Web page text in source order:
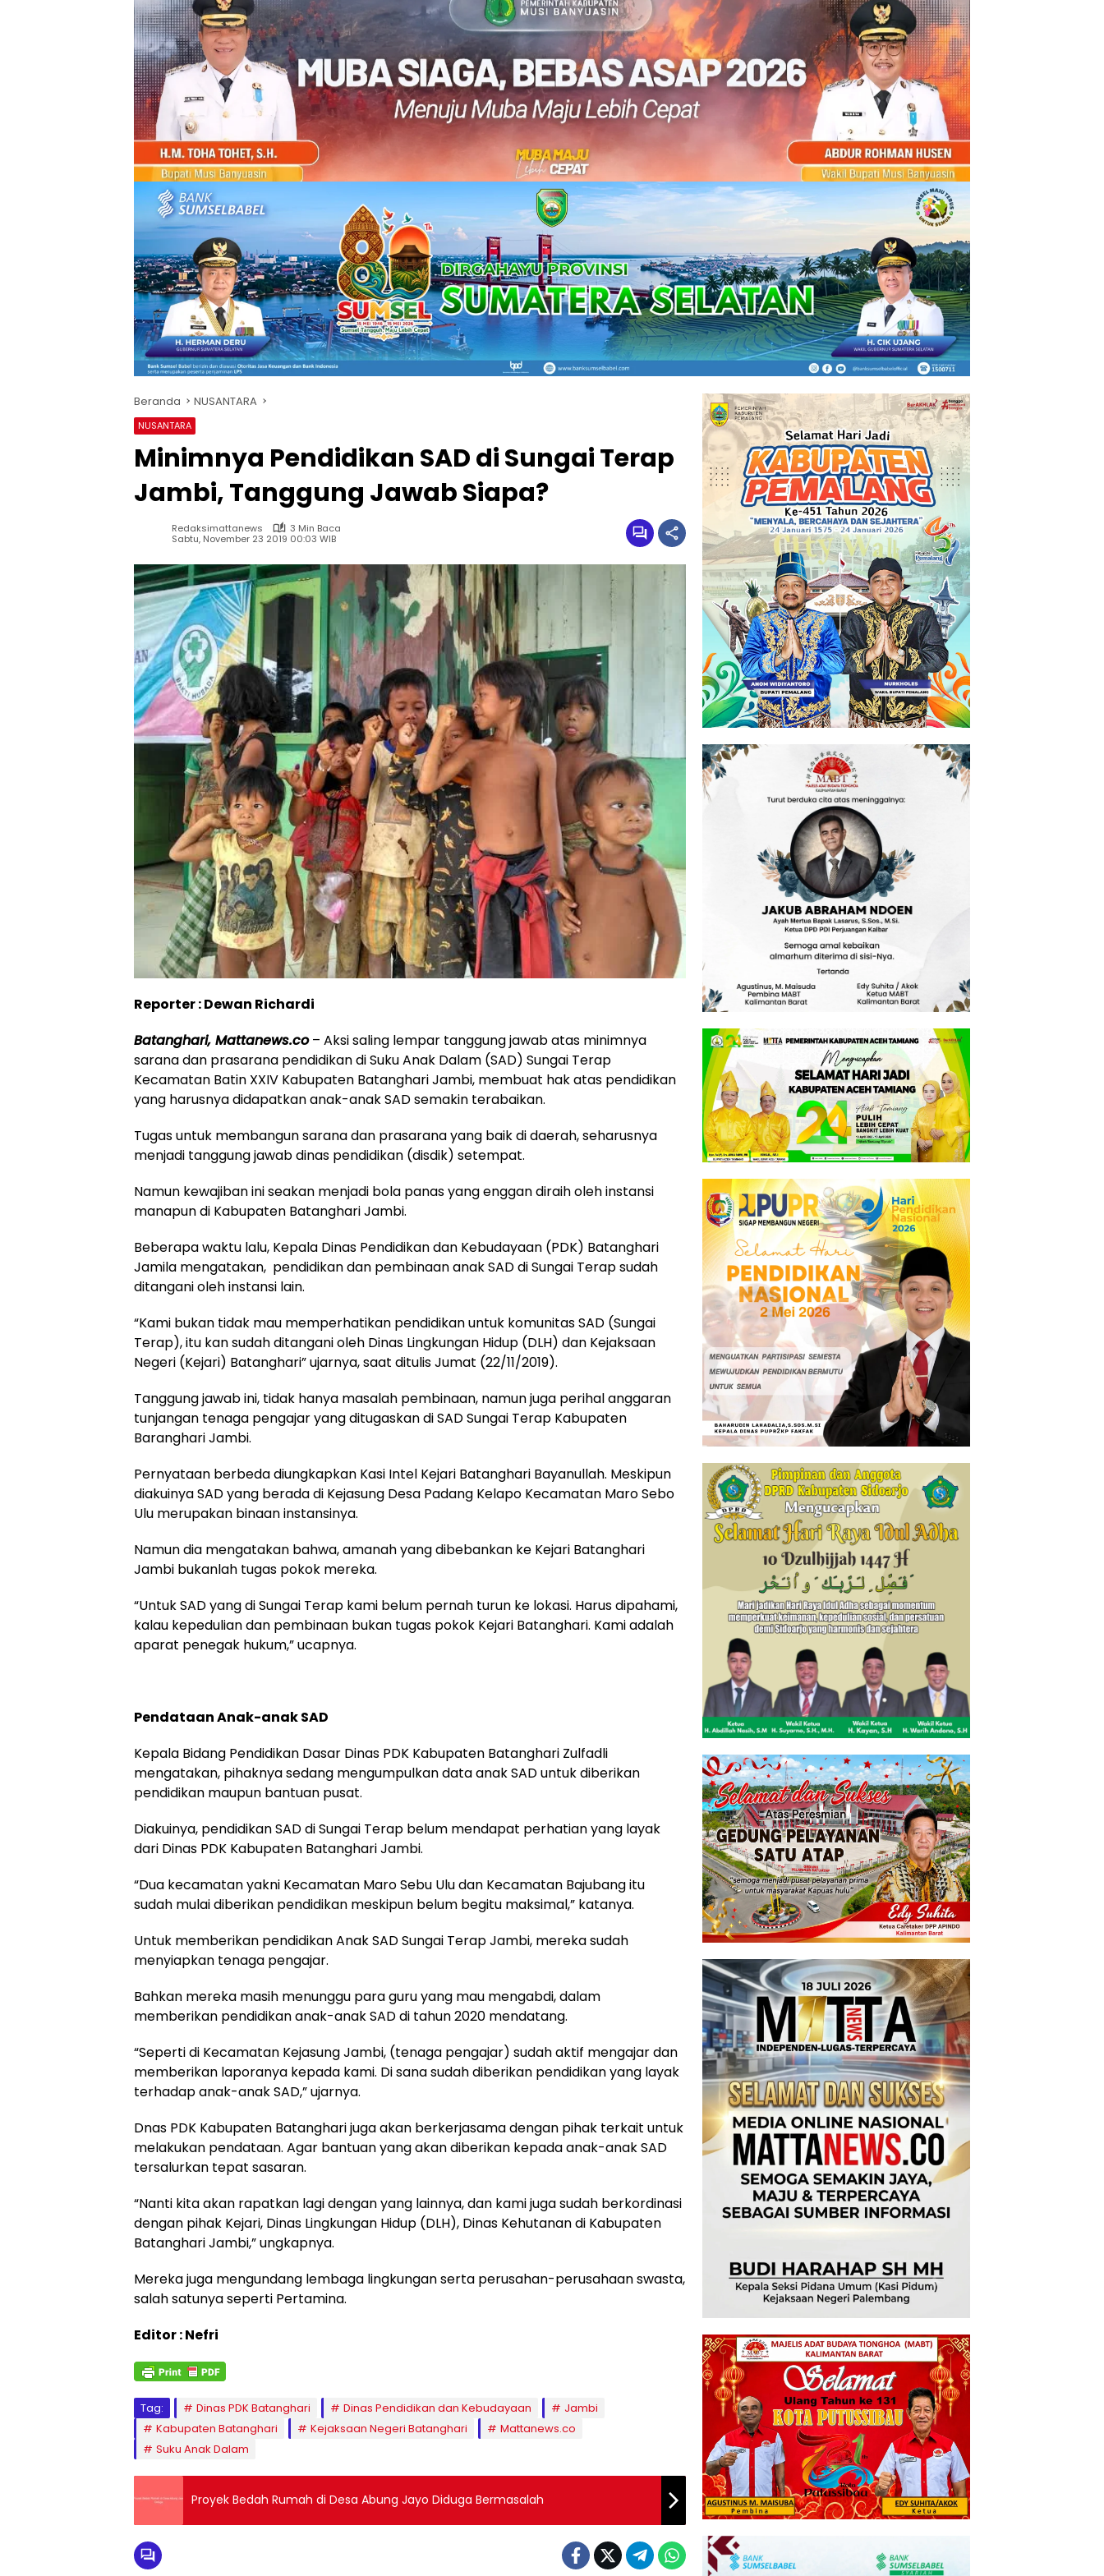
Beranda NUSANTARA
NUSANTARA
Minimnya Pendidikan SAD di Sungai Terap
Jambi, Tanggung Jawab Siapa?
Redaksimattanews
3 Min Baca
Sabtu, November 23 2019 00:03 WIB
Reporter : Dewan Richardi
Batanghari, Mattanews.co– Aksi saling lempar tanggung jawab atas minimnya
sarana dan prasarana pendidikan di Suku Anak Dalam (SAD) Sungai Terap
Kecamatan Batin XXIV Kabupaten Batanghari Jambi, membuat hak atas pendidikan
yang harusnya didapatkan anak-anak SAD semakin terabaikan.
Tugas untuk membangun sarana dan prasarana yang baik di daerah, seharusnya
menjadi tanggung jawab dinas pendidikan (disdik) setempat.
Namun kewajiban ini seakan menjadi bola panas yang enggan diraih oleh instansi
manapun di Kabupaten Batanghari Jambi.
Beberapa waktu lalu, Kepala Dinas Pendidikan dan Kebudayaan (PDK) Batanghari
Jamila mengatakan, pendidikan dan pembinaan anak SAD di Sungai Terap sudah
ditangani oleh instansi lain.
“Kami bukan tidak mau memperhatikan pendidikan untuk komunitas SAD (Sungai
Terap), itu kan sudah ditangani oleh Dinas Lingkungan Hidup (DLH) dan Kejaksaan
Negeri (Kejari) Batanghari” ujarnya, saat ditulis Jumat (22/11/2019).
Tanggung jawab ini, tidak hanya masalah pembinaan, namun juga perihal anggaran
tunjangan tenaga pengajar yang ditugaskan di SAD Sungai Terap Kabupaten
Baranghari Jambi.
Pernyataan berbeda diungkapkan Kasi Intel Kejari Batanghari Bayanullah. Meskipun
diakuinya SAD yang berada di Kejasung Desa Padang Kelapo Kecamatan Maro Sebo
Ulu merupakan binaan instansinya.
Namun dia mengatakan bahwa, amanah yang dibebankan ke Kejari Batanghari
Jambi bukanlah tugas pokok mereka.
“Untuk SAD yang di Sungai Terap kami belum pernah turun ke lokasi. Harus dipahami,
kalau kepedulian dan pembinaan bukan tugas pokok Kejari Batanghari. Kami adalah
aparat penegak hukum,” ucapnya.
Pendataan Anak-anak SAD
Kepala Bidang Pendidikan Dasar Dinas PDK Kabupaten Batanghari Zulfadli
mengatakan, pihaknya sedang mengumpulkan data anak SAD untuk diberikan
pendidikan maupun bantuan pusat.
Diakuinya, pendidikan SAD di Sungai Terap belum mendapat perhatian yang layak
dari Dinas PDK Kabupaten Batanghari Jambi.
“Dua kecamatan yakni Kecamatan Maro Sebu Ulu dan Kecamatan Bajubang itu
sudah mulai diberikan pendidikan meskipun belum begitu maksimal,” katanya.
Untuk memberikan pendidikan Anak SAD Sungai Terap Jambi, mereka sudah
menyiapkan tenaga pengajar.
Bahkan mereka masih menunggu para guru yang mau mengabdi, dalam
memberikan pendidikan anak-anak SAD di tahun 2020 mendatang.
“Seperti di Kecamatan Kejasung Jambi, (tenaga pengajar) sudah aktif mengajar dan
memberikan laporanya kepada kami. Di sana sudah diberikan pendidikan yang layak
terhadap anak-anak SAD,” ujarnya.
Dnas PDK Kabupaten Batanghari juga akan berkerjasama dengan pihak terkait untuk
melakukan pendataan. Agar bantuan yang akan diberikan kepada anak-anak SAD
tersalurkan tepat sasaran.
“Nanti kita akan rapatkan lagi dengan yang lainnya, dan kami juga sudah berkordinasi
dengan pihak Kejari, Dinas Lingkungan Hidup (DLH), Dinas Kehutanan di Kabupaten
Batanghari Jambi,” ungkapnya.
Mereka juga mengundang lembaga lingkungan serta perusahan-perusahaan swasta,
salah satunya seperti Pertamina.
Editor : Nefri
Tag: Dinas PDK Batanghari Dinas Pendidikan dan Kebudayaan
Jambi
Kabupaten Batanghari
Kejaksaan Negeri Batanghari
Mattanews.co
Suku Anak Dalam
Proyek Bedah Rumah di Desa Abung Jayo Diduga Bermasalah